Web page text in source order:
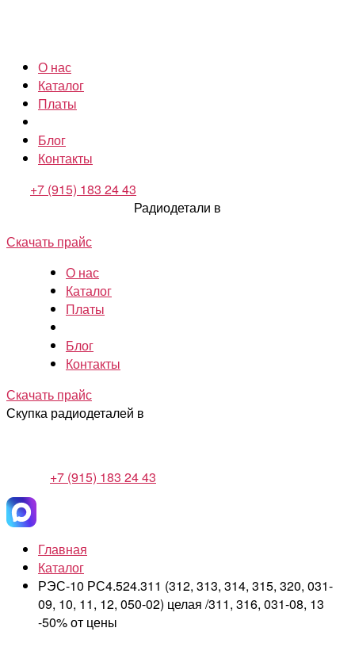
О нас
Каталог
Платы
Блог
Контакты
+7 (915) 183 24 43
Радиодетали в
Скачать прайс
О нас
Каталог
Платы
Блог
Контакты
Скачать прайс
Скупка радиодеталей в
+7 (915) 183 24 43
Главная
Каталог
РЭС-10 РС4.524.311 (312, 313, 314, 315, 320, 031-
09, 10, 11, 12, 050-02) целая /311, 316, 031-08, 13
-50% от цены